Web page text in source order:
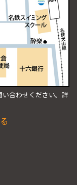
合わせください。 詳